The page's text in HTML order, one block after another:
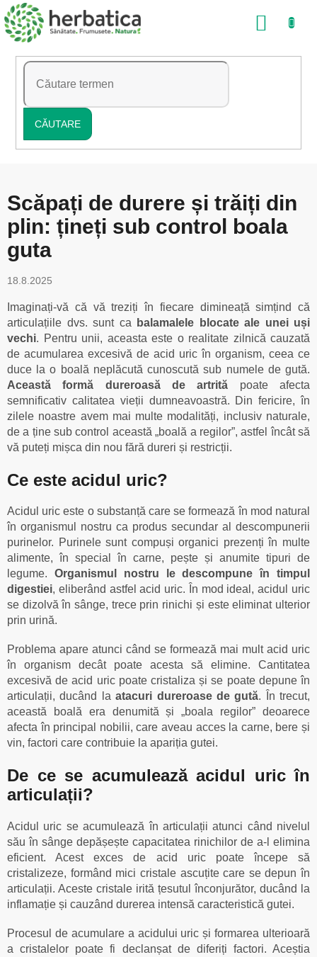
Treci
la
conținut
CĂUTARE
COŞ
Scăpați de durere și trăiți din
plin: țineți sub control boala
guta
18.8.2025
Imaginați-vă că vă treziți în fiecare dimineață simțind că
articulațiile dvs. sunt ca
balamalele blocate ale unei uși
vechi. Pentru unii, aceasta este o realitate zilnică cauzată
de acumularea excesivă de acid uric în organism, ceea ce
duce la o boală neplăcută cunoscută sub numele de gută.
Această formă dureroasă de artrită poate afecta
semnificativ calitatea vieții dumneavoastră. Din fericire, în
zilele noastre avem mai multe modalități, inclusiv naturale,
de a ține sub control această „boală a regilor”, astfel încât să
vă puteți mișca din nou fără dureri și restricții.
Ce este acidul uric?
Acidul uric este o substanță care se formează în mod natural
în organismul nostru ca produs secundar al descompunerii
purinelor. Purinele sunt compuși organici prezenți în multe
alimente, în special în carne, pește și anumite tipuri de
legume. Organismul nostru le descompune în timpul
digestiei, eliberând astfel acid uric. În mod ideal, acidul uric
se dizolvă în sânge, trece prin rinichi și este eliminat ulterior
prin urină.
Problema apare atunci când se formează mai mult acid uric
în organism decât poate acesta să elimine. Cantitatea
excesivă de acid uric poate cristaliza și se poate depune în
articulații, ducând laatacuri dureroase de gută. În trecut,
această boală era denumită și „boala regilor” deoarece
afecta în principal nobilii, care aveau acces la carne, bere și
vin, factori care contribuie la apariția gutei.
De ce se acumulează acidul uric în
articulații?
Acidul uric se acumulează în articulații atunci când nivelul
său în sânge depășește capacitatea rinichilor de a-l elimina
eficient. Acest exces de acid uric poate începe să
cristalizeze, formând mici cristale ascuțite care se depun în
articulații. Aceste cristale irită țesutul înconjurător, ducând la
inflamație și cauzând durerea intensă caracteristică gutei.
Procesul de acumulare a acidului uric și formarea ulterioară
a cristalelor poate fi declanșat de diferiți factori. Aceștia